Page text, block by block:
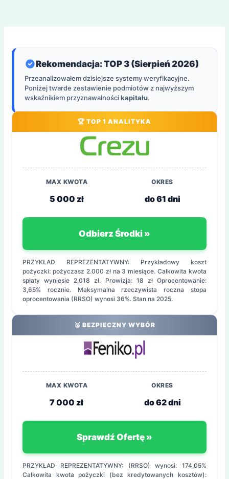
Rekomendacja: TOP 3 (Sierpień 2026)
Przeanalizowałem dzisiejsze systemy weryfikacyjne.
Poniżej twarde zestawienie podmiotów z najwyższym
wskaźnikiem przyznawalnościkapitału.
🏆 TOP 1 ANALITYKA
MAX KWOTA
5 000 zł
OKRES
do 61 dni
Odbierz Środki »
PRZYKŁAD REPREZENTATYWNY: Przykładowy koszt
pożyczki: pożyczasz 2.000 zł na 3 miesiące. Całkowita kwota
spłaty wyniesie 2.018 zł. Prowizja: 18 zł Oprocentowanie:
3,65% rocznie. Maksymalna rzeczywista roczna stopa
oprocentowania (RRSO) wynosi 36%. Stan na 2025.
🥈 BEZPIECZNY WYBÓR
MAX KWOTA
7 000 zł
OKRES
do 62 dni
Sprawdź Ofertę »
PRZYKŁAD REPREZENTATYWNY: (RRSO) wynosi: 174,05%
Całkowita kwota pożyczki (bez kredytowanych kosztów):